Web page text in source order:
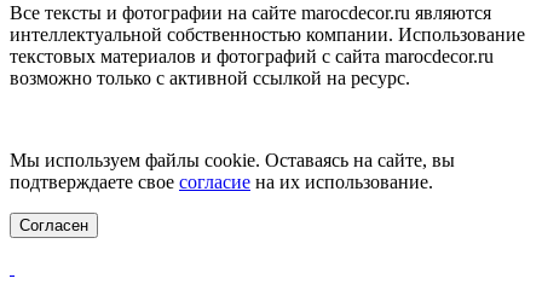
Все тексты и фотографии на сайте marocdecor.ru являются
интеллектуальной собственностью компании. Использование
текстовых материалов и фотографий с сайта marocdecor.ru
возможно только с активной ссылкой на ресурс.
Мы используем файлы cookie. Оставаясь на сайте, вы
подтверждаете свое согласие на их использование.
Согласен